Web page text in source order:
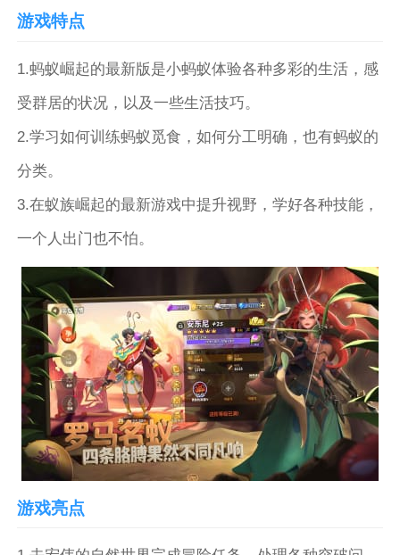
游戏特点
1.蚂蚁崛起的最新版是小蚂蚁体验各种多彩的生活，感
受群居的状况，以及一些生活技巧。
2.学习如何训练蚂蚁觅食，如何分工明确，也有蚂蚁的
分类。
3.在蚁族崛起的最新游戏中提升视野，学好各种技能，
一个人出门也不怕。
游戏亮点